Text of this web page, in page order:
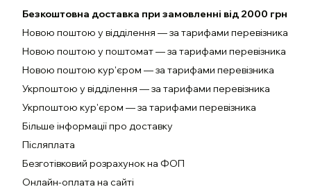
Безкоштовна доставка при замовленні від 2000 грн
Новою поштою у відділення — за тарифами перевізника
Новою поштою у поштомат — за тарифами перевізника
Новою поштою кур'єром — за тарифами перевізника
Укрпоштою у відділення — за тарифами перевізника
Укрпоштою кур'єром — за тарифами перевізника
Більше інформації про доставку
Післяплата
Безготівковий розрахунок на ФОП
Онлайн-оплата на сайті